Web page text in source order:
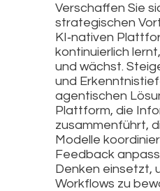
Verschaffen Sie
strategischen
KI‑nativen
kontinuierlich
und wächst.
und
agentischen
Plattform, die
zusammenführt,
Modelle
Feedback
Denken einsetzt,
Workflows zu